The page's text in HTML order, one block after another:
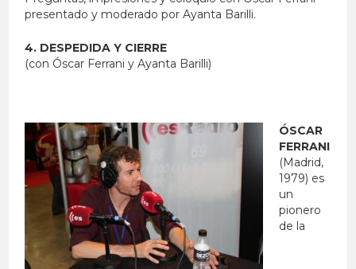
presentado y moderado por Ayanta Barilli.
4. DESPEDIDA Y CIERRE
(con Óscar Ferrani y Ayanta Barilli)
ÓSCAR
FERRANI
(Madrid,
1979) es
un
pionero
de la